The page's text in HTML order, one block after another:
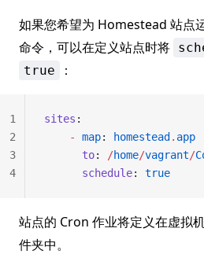
如果您希望为 Homestead 站点
命令，可以在定义站点时将
true ：
sites :
    -
map: homestead . app
      to
: /home/vagrant/
      schedule
: true
1
2
3
4
站点的 Cron 作业将定义在虚拟
件夹中。